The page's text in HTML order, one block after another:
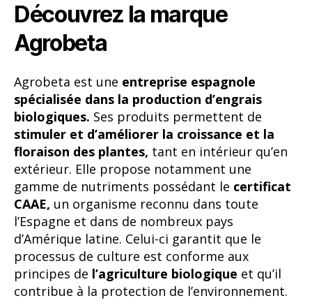
Découvrez la marque
Agrobeta
Agrobeta est une entreprise espagnole
spécialisée dans la production d’engrais
biologiques. Ses produits permettent de
stimuler et d’améliorer la croissance et la
floraison des plantes, tant en intérieur qu’en
extérieur. Elle propose notamment une
gamme de nutriments possédant le certificat
CAAE, un organisme reconnu dans toute
l’Espagne et dans de nombreux pays
d’Amérique latine. Celui-ci garantit que le
processus de culture est conforme aux
principes de l’agriculture biologique et qu’il
contribue à la protection de l’environnement.